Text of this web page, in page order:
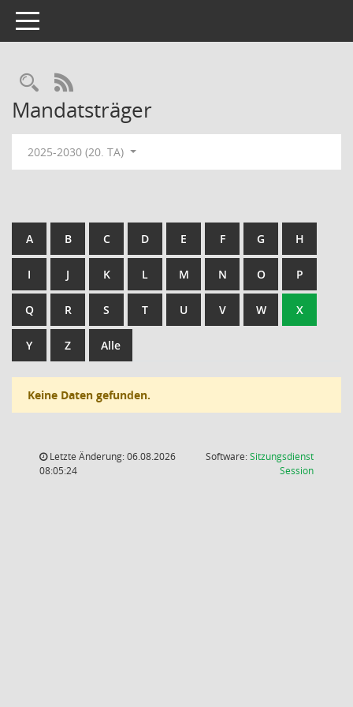
Toggle navigation
Rechercheauswahl
RSS-Feed
Mandatsträger
2025-2030 (20. TA)
A B C D E F G H
I J K L M N O P
Q R S T U V W X
Y Z Alle
Keine Daten gefunden.
Letzte Änderung: 06.08.2026
08:05:24
Software:Sitzungsdienst
Session(Wird in